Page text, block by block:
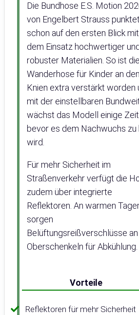
Die Bundhose E.S. Motion
von Engelbert Strauss punktet
schon auf den ersten Blick mit
dem Einsatz hochwertiger und
robuster Materialien. So ist die
Wanderhose für Kinder an den
Knien extra verstärkt worden
mit der einstellbaren
wächst das Modell einige
bevor es dem Nachwuchs zu
wird.
Für mehr Sicherheit im
Straßenverkehr verfügt die
zudem über integrierte
Reflektoren. An warmen
sorgen
Belüftungsreißverschlüsse
Oberschenkeln für Abkühlung.
Vorteile
Reflektoren für mehr Sicherheit